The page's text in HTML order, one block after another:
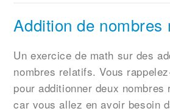
Addition de nombres
Un exercice de math sur des
nombres relatifs. Vous
pour additionner deux
car vous allez en avoir besoin